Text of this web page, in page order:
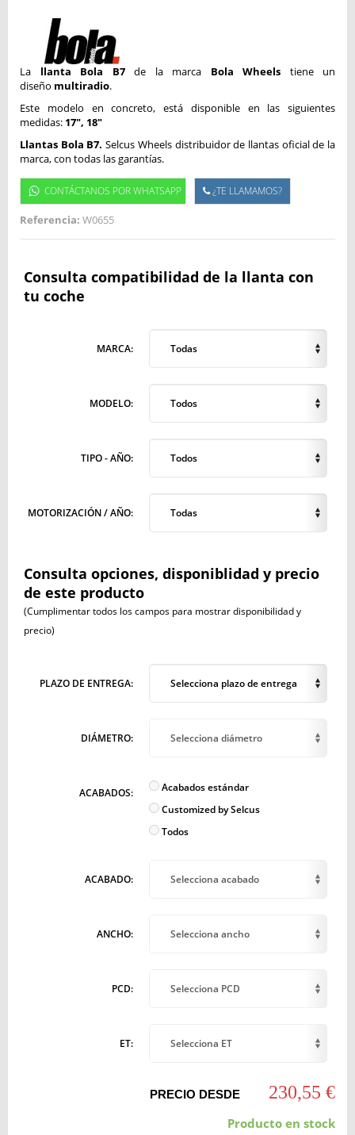
La llanta Bola B7 de la marca Bola Wheels tiene un
diseño multiradio.
Este modelo en concreto, está disponible en las siguientes
medidas: 17", 18"
Llantas Bola B7. Selcus Wheels distribuidor de llantas oficial de la
marca, con todas las garantías.
CONTÁCTANOS POR WHATSAPP ¿TE LLAMAMOS?
Referencia: W0655
Consulta compatibilidad de la llanta con
tu coche
MARCA: Todas
MODELO: Todos
TIPO - AÑO: Todos
MOTORIZACIÓN / AÑO: Todas
Consulta opciones, disponiblidad y precio
de este producto
(Cumplimentar todos los campos para mostrar disponibilidad y
precio)
PLAZO DE ENTREGA: Selecciona plazo de entrega
DIÁMETRO: Selecciona diámetro
ACABADOS:
Acabados estándar
Customized by Selcus
Todos
ACABADO: Selecciona acabado
ANCHO: Selecciona ancho
PCD: Selecciona PCD
ET: Selecciona ET
PRECIO DESDE 230,55 €
Producto en stock